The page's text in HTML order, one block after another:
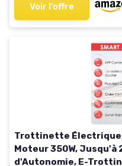
Voir l'offre
Trottinette Électrique,
Moteur 350W, Jusqu'à
d'Autonomie, E-